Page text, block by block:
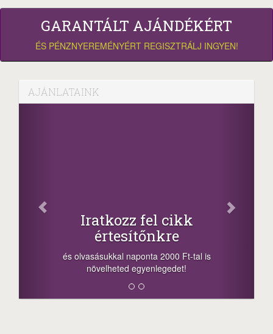
GARANTÁLT AJÁNDÉKÉRT
ÉS PÉNZNYEREMÉNYÉRT REGISZTRÁLJ INGYEN!
AJÁNLATAINK
+1.000.000 Ft...
-nyeremény növelés jár a szerencsésnek
megosztási lehetőséget. Lájkolj is minket!